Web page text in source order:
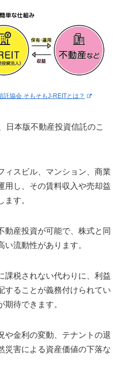
託協会 そもそもJ-REITとは？
日本版不動産投資信託のこ
ィスビル、マンション、商業
用し、その賃料収入や売却益
す。
動産投資が可能で、株式と同
流動性があります。
課税されない代わりに、利益
することが義務付けられてい
期待できます。
や金利の変動、テナントの退
災害による資産価値の下落な